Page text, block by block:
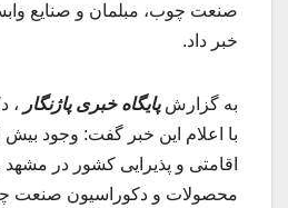
صنعت چوب، مبلمان و صنایع
خبر داد.
به گزارشپایگاه خبری پاژنگار ،
اقامتی و پذیرایی کشور در مشهد
محصولات و دکوراسیون صنعت